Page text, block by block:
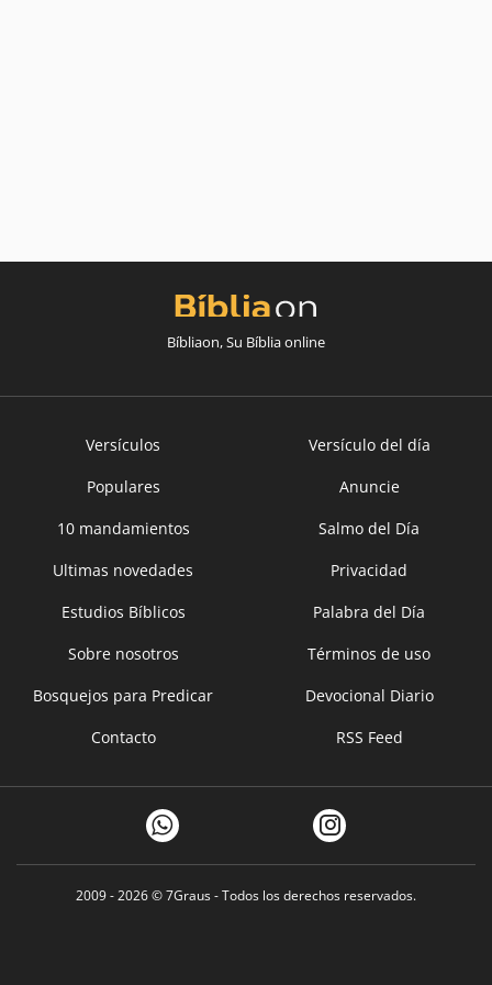
Bíbliaon, Su Bíblia online
Versículos
Versículo del día
Populares
Anuncie
10 mandamientos
Salmo del Día
Ultimas novedades
Privacidad
Estudios Bíblicos
Palabra del Día
Sobre nosotros
Términos de uso
Bosquejos para Predicar
Devocional Diario
Contacto
RSS Feed
2009 - 2026 ©7Graus- Todos los derechos reservados.